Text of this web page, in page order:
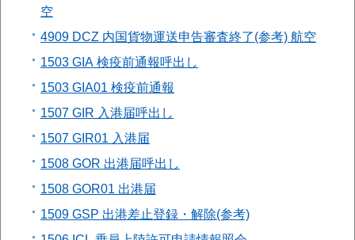
空
4909 DCZ 内国貨物運送申告審査終了(参考) 航空
1503 GIA 検疫前通報呼出し
1503 GIA01 検疫前通報
1507 GIR 入港届呼出し
1507 GIR01 入港届
1508 GOR 出港届呼出し
1508 GOR01 出港届
1509 GSP 出港差止登録・解除(参考)